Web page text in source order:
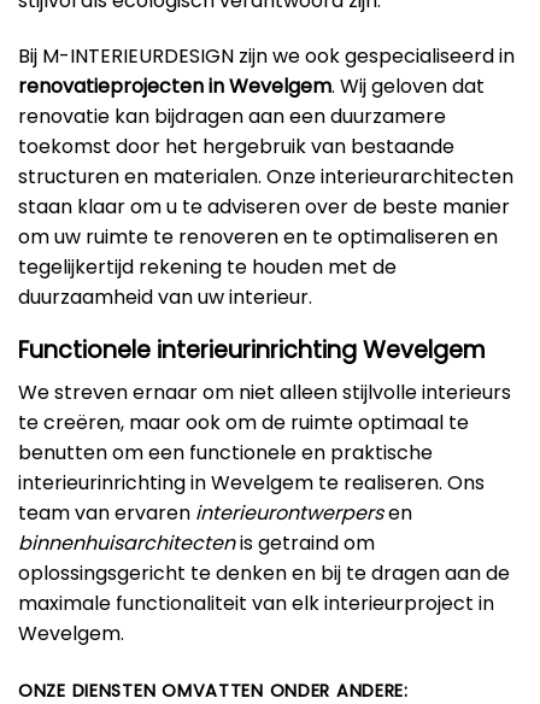
Bij M-INTERIEURDESIGN zijn we ook gespecialiseerd in
renovatieprojecten in Wevelgem. Wij geloven dat
renovatie kan bijdragen aan een duurzamere
toekomst door het hergebruik van bestaande
structuren en materialen. Onze interieurarchitecten
staan klaar om u te adviseren over de beste manier
om uw ruimte te renoveren en te optimaliseren en
tegelijkertijd rekening te houden met de
duurzaamheid van uw interieur.
Functionele interieurinrichting Wevelgem
We streven ernaar om niet alleen stijlvolle interieurs
te creëren, maar ook om de ruimte optimaal te
benutten om een functionele en praktische
interieurinrichting in Wevelgem te realiseren. Ons
team van ervaren interieurontwerpersen
binnenhuisarchitectenis getraind om
oplossingsgericht te denken en bij te dragen aan de
maximale functionaliteit van elk interieurproject in
Wevelgem.
ONZE DIENSTEN OMVATTEN ONDER ANDERE: